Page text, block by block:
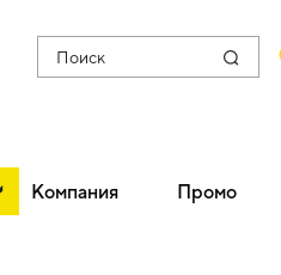
Поиск
Компания Промо